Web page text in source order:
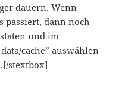
dauern. Wenn
dann noch
und im
cache” auswählen
stextbox]